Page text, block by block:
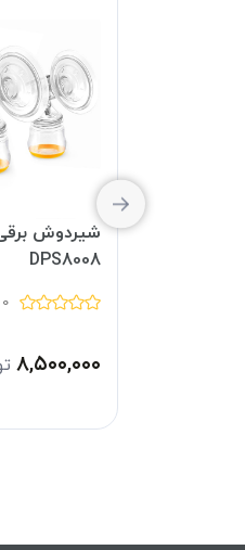
شیردوش
DPS8008
0 از 0 رای
۸,۵۰۰,۰۰۰